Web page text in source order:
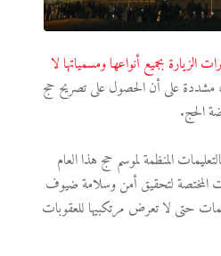
الزيارة بجميع أنواعها ومسمياتها لا
مشددة على أن الحصول على تصريح حج
الحج.
المنظمة لموسم حج هذا العام
المختصة لتحقيق أمن وسلامة ضيوف
حتى لا تعرض مرتكبيها للعقوبات